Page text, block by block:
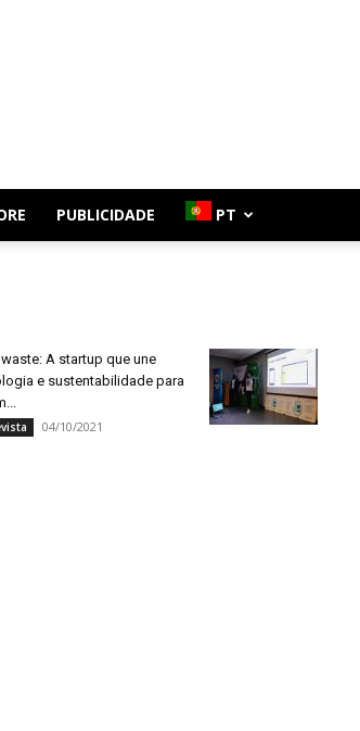
PUBLICIDADE PT
A startup que une
e sustentabilidade para
04/10/2021